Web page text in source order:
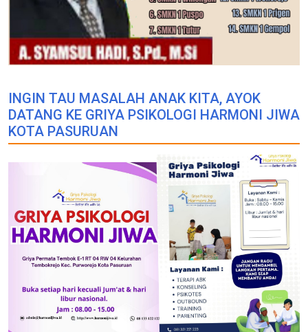
INGIN TAU MASALAH ANAK KITA, AYOK
DATANG KE GRIYA PSIKOLOGI HARMONI JIWA
KOTA PASURUAN